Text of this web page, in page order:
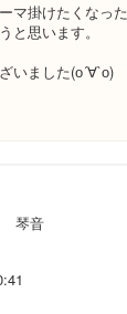
マ掛けたくなっ
と思います。
いました(о´∀`о)
琴音